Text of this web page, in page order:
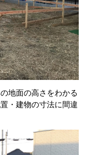
地面の高さをわかる
・建物の寸法に間違